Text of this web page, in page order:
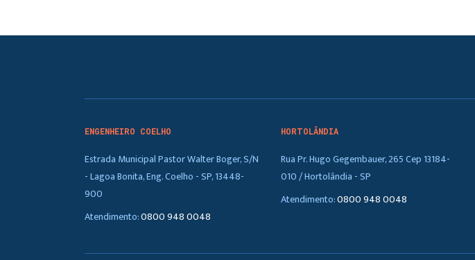
ENGENHEIRO COELHO
Estrada Municipal Pastor Walter Boger, S/N
- Lagoa Bonita, Eng. Coelho - SP, 13448-
900
Atendimento:0800 948 0048
HORTOLÂNDIA
Rua Pr. Hugo Gegembauer, 265 Cep 13184-
010 / Hortolândia - SP
Atendimento:0800 948 0048